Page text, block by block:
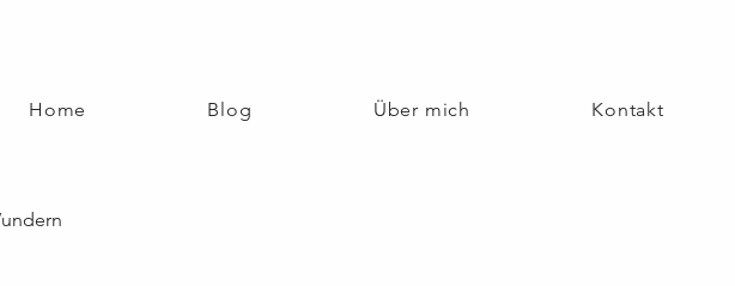
Home Blog Über mich Kontakt